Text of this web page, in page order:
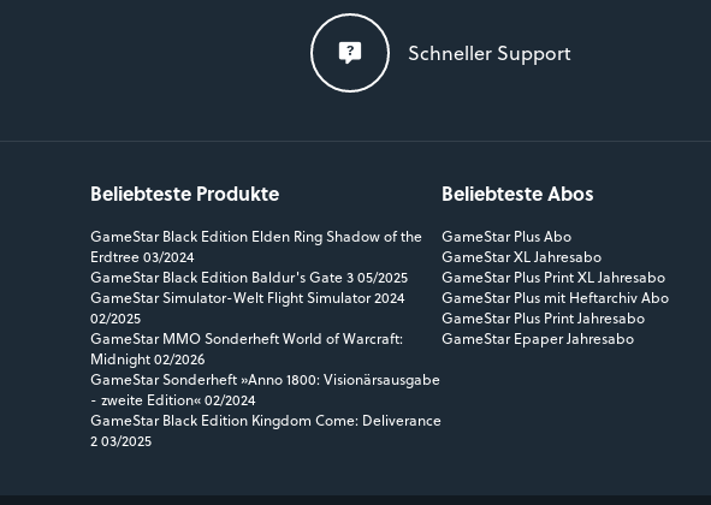
Schneller Support
Beliebteste Produkte
GameStar Black Edition Elden Ring Shadow of the
Erdtree 03/2024
GameStar Black Edition Baldur's Gate 3 05/2025
GameStar Simulator-Welt Flight Simulator 2024
02/2025
GameStar MMO Sonderheft World of Warcraft:
Midnight 02/2026
GameStar Sonderheft »Anno 1800: Visionärsausgabe
- zweite Edition« 02/2024
GameStar Black Edition Kingdom Come: Deliverance
2 03/2025
Beliebteste Abos
GameStar Plus Abo
GameStar XL Jahresabo
GameStar Plus Print XL Jahresabo
GameStar Plus mit Heftarchiv Abo
GameStar Plus Print Jahresabo
GameStar Epaper Jahresabo